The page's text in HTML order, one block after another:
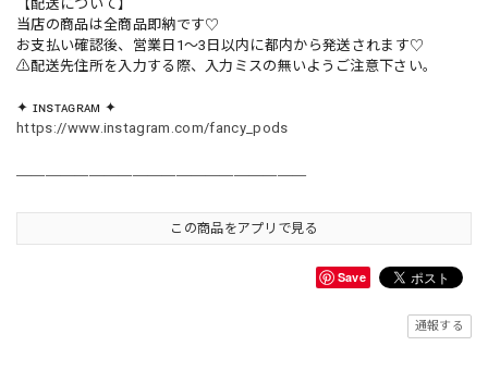
【配送について】
当店の商品は全商品即納です♡︎
お支払い確認後、営業日1〜3日以内に都内から発送されます♡
⚠︎配送先住所を入力する際、入力ミスの無いようご注意下さい。
✦ ɪɴsᴛᴀɢʀᴀᴍ ✦
https://www.instagram.com/fancy_pods
この商品をアプリで見る
Save
通報する